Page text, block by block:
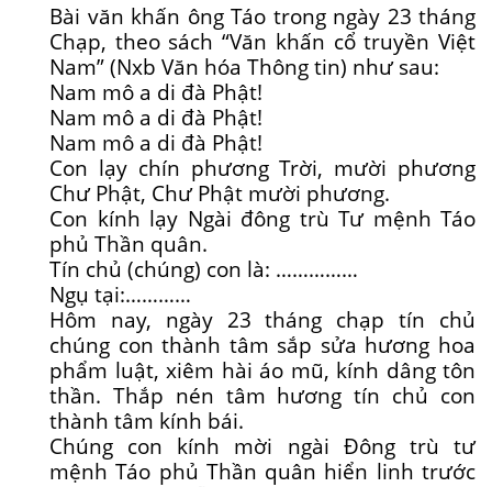
Bài văn khấn ông Táo trong ngày 23 tháng
Chạp, theo sách “Văn khấn cổ truyền Việt
Nam” (Nxb Văn hóa Thông tin) như sau:
Nam mô a di đà Phật!
Nam mô a di đà Phật!
Nam mô a di đà Phật!
Con lạy chín phương Trời, mười phương
Chư Phật, Chư Phật mười phương.
Con kính lạy Ngài đông trù Tư mệnh Táo
phủ Thần quân.
Tín chủ (chúng) con là: ……………
Ngụ tại:…………
Hôm nay, ngày 23 tháng chạp tín chủ
chúng con thành tâm sắp sửa hương hoa
phẩm luật, xiêm hài áo mũ, kính dâng tôn
thần. Thắp nén tâm hương tín chủ con
thành tâm kính bái.
Chúng con kính mời ngài Đông trù tư
mệnh Táo phủ Thần quân hiển linh trước